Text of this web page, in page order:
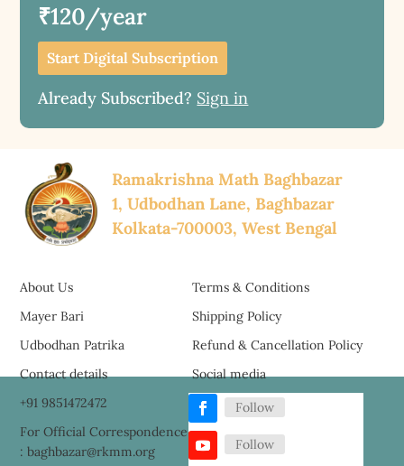
₹120/year
Start Digital Subscription
Already Subscribed? Sign in
Ramakrishna Math Baghbazar
1, Udbodhan Lane, Baghbazar
Kolkata-700003, West Bengal
About Us
Mayer Bari
Udbodhan Patrika
Terms & Conditions
Shipping Policy
Refund & Cancellation Policy
Contact details
+91 9851472472
For Official Correspondence
: baghbazar@rkmm.org
Social media
Follow
Follow